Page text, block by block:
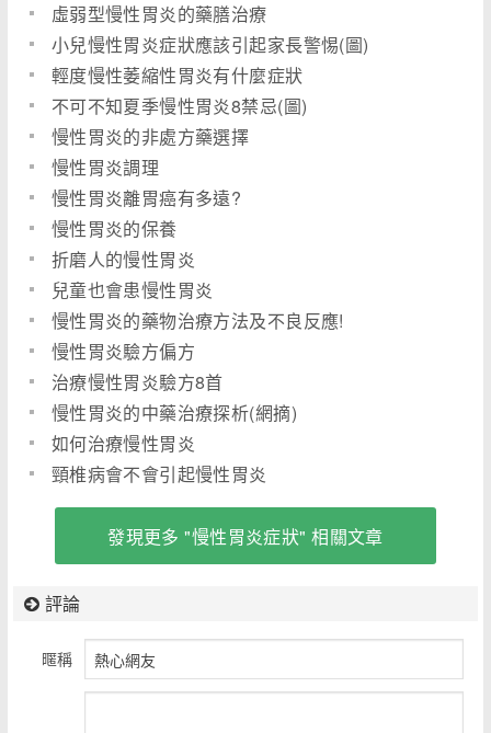
虛弱型慢性胃炎的藥膳治療
小兒慢性胃炎症狀應該引起家長警惕(圖)
輕度慢性萎縮性胃炎有什麼症狀
不可不知夏季慢性胃炎8禁忌(圖)
慢性胃炎的非處方藥選擇
慢性胃炎調理
慢性胃炎離胃癌有多遠?
慢性胃炎的保養
折磨人的慢性胃炎
兒童也會患慢性胃炎
慢性胃炎的藥物治療方法及不良反應!
慢性胃炎驗方偏方
治療慢性胃炎驗方8首
慢性胃炎的中藥治療探析(網摘)
如何治療慢性胃炎
頸椎病會不會引起慢性胃炎
發現更多 "慢性胃炎症狀" 相關文章
評論
暱稱